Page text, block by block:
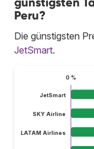
Peru?
Die günstigsten
JetSmart.
0 %
JetSmart
SKY Airline
LATAM Airlines